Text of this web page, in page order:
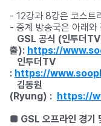
- 12강과 8강은 코스트
- 중계 방송국은 아래와
GSL 공식 (인투더TV
출): https://
인투더TV
: https://
김동원
(Ryung) : https://
■ GSL 오프라인 경기